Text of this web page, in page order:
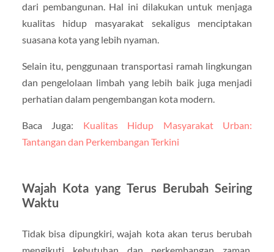
dari pembangunan. Hal ini dilakukan untuk menjaga
kualitas hidup masyarakat sekaligus menciptakan
suasana kota yang lebih nyaman.
Selain itu, penggunaan transportasi ramah lingkungan
dan pengelolaan limbah yang lebih baik juga menjadi
perhatian dalam pengembangan kota modern.
Baca Juga: Kualitas Hidup Masyarakat Urban:
Tantangan dan Perkembangan Terkini
Wajah Kota yang Terus Berubah Seiring
Waktu
Tidak bisa dipungkiri, wajah kota akan terus berubah